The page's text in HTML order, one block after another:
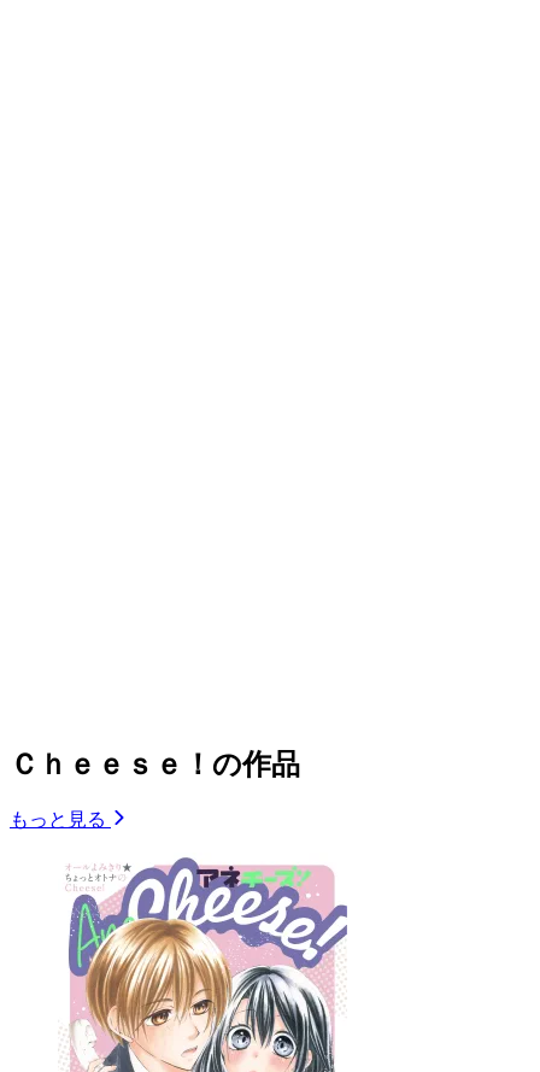
Ｃｈｅｅｓｅ！の作品
もっと見る